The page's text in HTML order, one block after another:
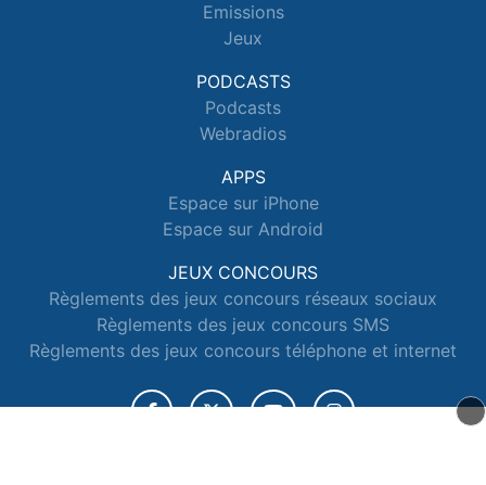
Emissions
Jeux
PODCASTS
Podcasts
Webradios
APPS
Espace sur iPhone
Espace sur Android
JEUX CONCOURS
Règlements des jeux concours réseaux sociaux
Règlements des jeux concours SMS
Règlements des jeux concours téléphone et internet